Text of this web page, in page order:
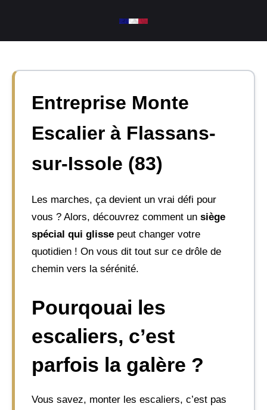
contenu
Entreprise Monte
Escalier à Flassans-
sur-Issole (83)
Les marches, ça devient un vrai défi pour
vous ? Alors, découvrez comment un siège
spécial qui glisse peut changer votre
quotidien ! On vous dit tout sur ce drôle de
chemin vers la sérénité.
Pourqouai les
escaliers, c’est
parfois la galère ?
Vous savez, monter les escaliers, c’est pas